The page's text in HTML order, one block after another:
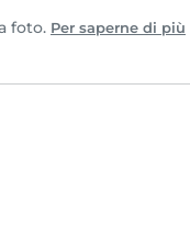
foto. Per saperne di più